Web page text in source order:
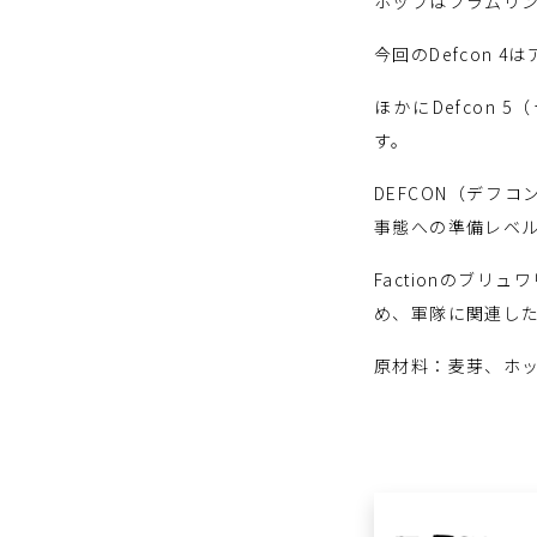
今回のDefcon 4は
ほかにDefcon 5
す。
DEFCON（デフ
事態への準備レベ
Factionのブリュワ
め、軍隊に関連し
原材料：麦芽、ホ